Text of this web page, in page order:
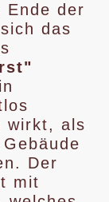
Ende der
das
wirkt, als
Der
mit